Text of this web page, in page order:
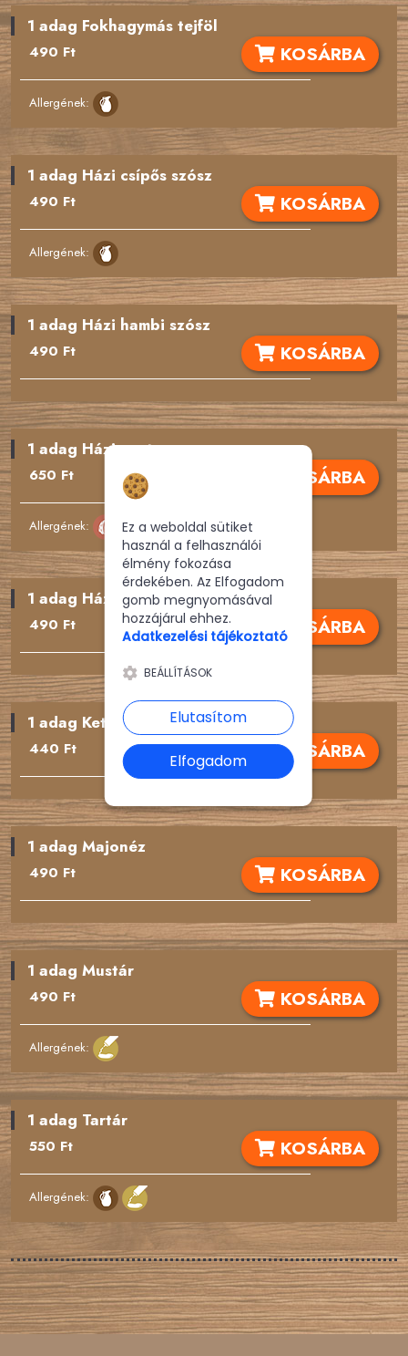
Mustár
Kén-dioxid
Csillagfürt
Puhatestűek
Cukorszármazék
Csípős
KOSÁRBA
1 adag Fokhagymás tejföl
490 Ft
Allergének:
KOSÁRBA
1 adag Házi csípős szósz
490 Ft
Allergének:
KOSÁRBA
1 adag Házi hambi szósz
490 Ft
KOSÁRBA
1 adag Házi pesto
650 Ft
Allergének:
KOSÁRBA
1 adag Házi pizza szósz
490 Ft
KOSÁRBA
1 adag Ketchup
440 Ft
KOSÁRBA
1 adag Majonéz
490 Ft
KOSÁRBA
1 adag Mustár
490 Ft
Allergének:
KOSÁRBA
1 adag Tartár
550 Ft
Allergének:
Ez a weboldal sütiket
használ a felhasználói
élmény fokozása
érdekében. Az Elfogadom
gomb megnyomásával
hozzájárul ehhez.
Adatkezelési tájékoztató
BEÁLLÍTÁSOK
Elutasítom
Elfogadom